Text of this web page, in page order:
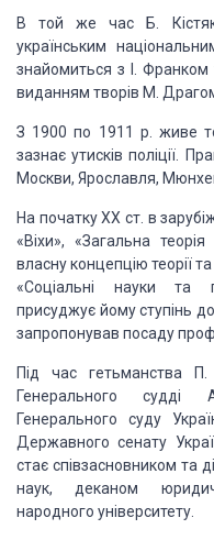
В той же час Б.
українським
знайомиться з І. Франком
виданням творів М.
З 1900 по 1911 р. живе
зазнає утисків по­ліції.
Москви, Ярославля,
На початку XX ст. в
«Віхи», «Загальна теорія
власну кон­цепцію теорії
«Соціальні науки та
присуджує йому ступінь
запропонував посаду
Під час гетьманства П.
Генерально­го судді
Генерального суду
Державного сенату
стає співзасновником та
наук, деканом
народного університету.